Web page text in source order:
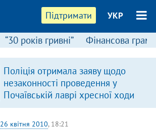
Підтримати УКР
“30 років гривні” Фінансова
Поліція отримала заяву щодо
незаконності проведення у
Почаївській лаврі хресної ходи
26 квітня 2010, 18:21